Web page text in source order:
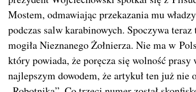
Mostem, odmawiając przekazania mu
podczas salw karabinowych. Spoczywa
mogiła Nieznanego Żołnierza. Nie ma w
który powiada, że poręcza się wolność
najlepszym dowodem, że artykuł ten już